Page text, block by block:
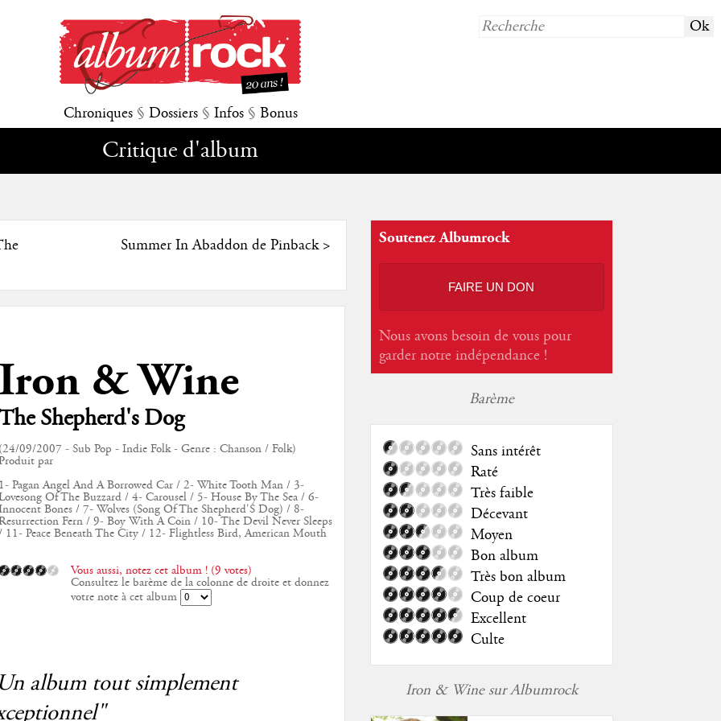
Chroniques § Dossiers § Infos § Bonus
Critique d'album
Summer In Abaddon de Pinback>
& Wine
Shepherd's Dog
09/2007 - Sub Pop - Indie Folk - Genre : Chanson / Folk)
par
Pagan Angel And A Borrowed Car / 2- White Tooth Man / 3-
Of The Buzzard / 4- Carousel / 5- House By The Sea / 6-
Bones / 7- Wolves (Song Of The Shepherd'S Dog) / 8-
Fern / 9- Boy With A Coin / 10- The Devil Never Sleeps
11- Peace Beneath The City / 12- Flightless Bird, American Mouth
Vous aussi, notez cet album ! (9 votes)
Consultez le barème de la colonne de droite et donnez
votre note à cet album
album tout simplement
Soutenez Albumrock
FAIRE UN DON
Nous avons besoin de vous pour
garder notre indépendance !
Barème
Sans intérêt
Raté
Très faible
Décevant
Moyen
Bon album
Très bon album
Coup de coeur
Excellent
Culte
Iron & Wine sur Albumrock